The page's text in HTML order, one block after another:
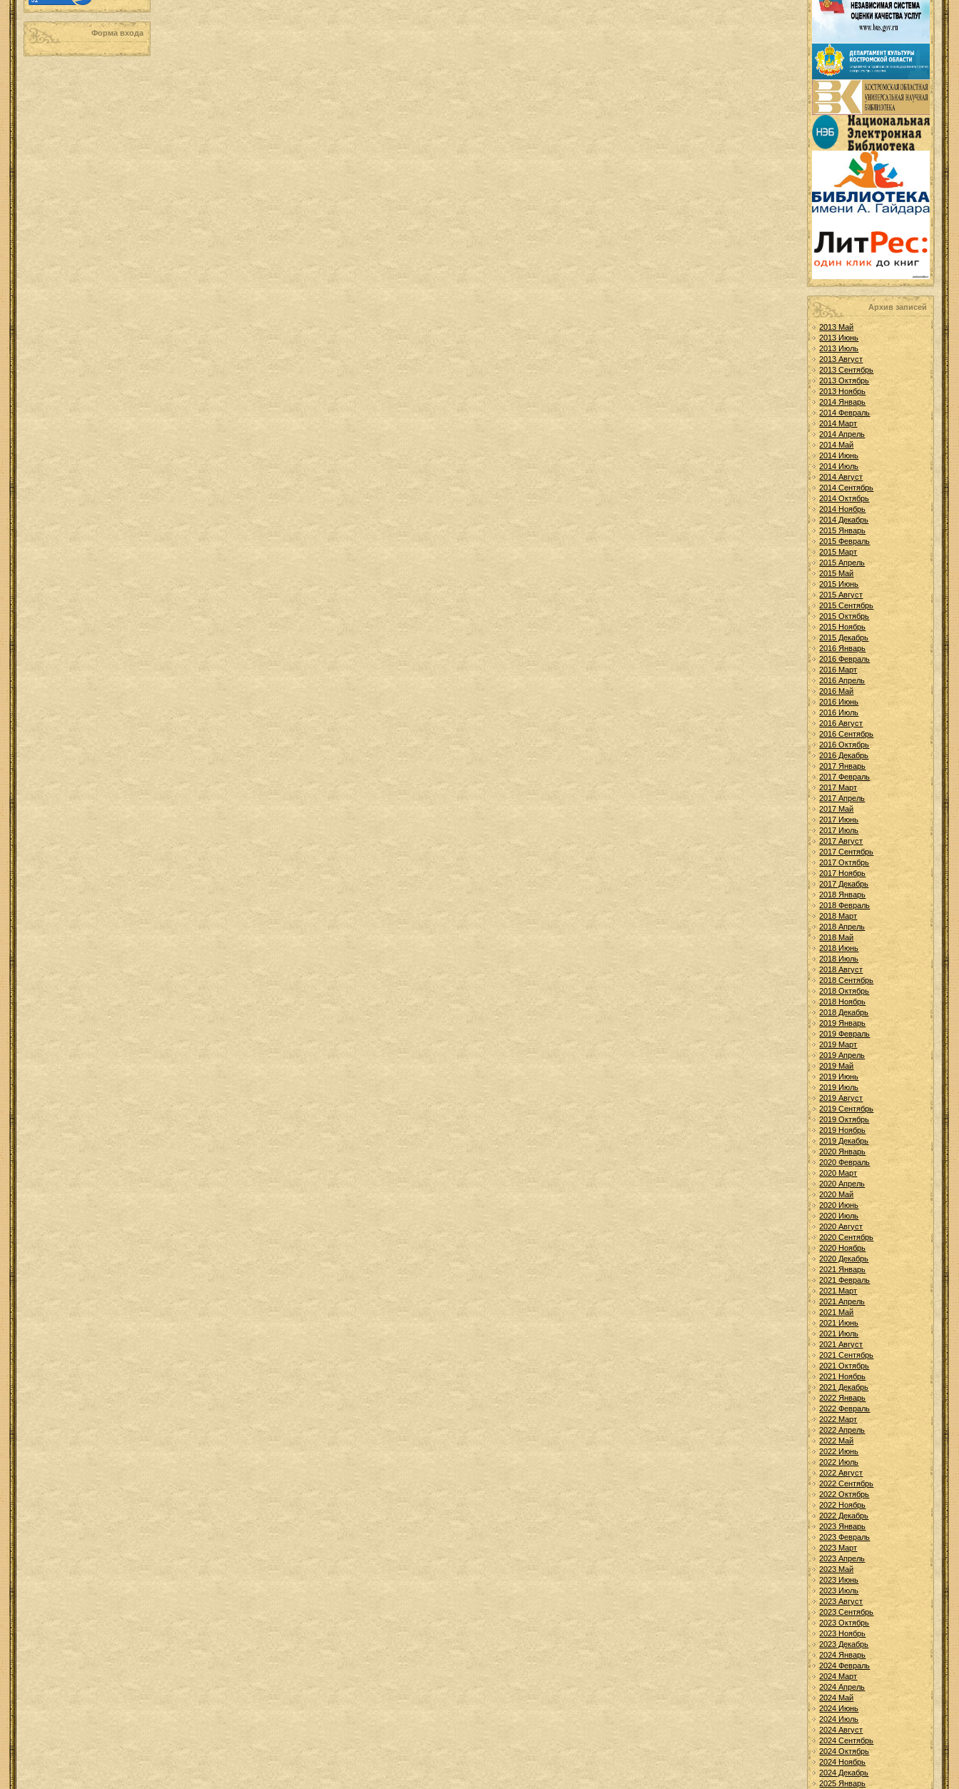
Форма входа
Архив записей
2013 Май
2013 Июнь
2013 Июль
2013 Август
2013 Сентябрь
2013 Октябрь
2013 Ноябрь
2014 Январь
2014 Февраль
2014 Март
2014 Апрель
2014 Май
2014 Июнь
2014 Июль
2014 Август
2014 Сентябрь
2014 Октябрь
2014 Ноябрь
2014 Декабрь
2015 Январь
2015 Февраль
2015 Март
2015 Апрель
2015 Май
2015 Июнь
2015 Август
2015 Сентябрь
2015 Октябрь
2015 Ноябрь
2015 Декабрь
2016 Январь
2016 Февраль
2016 Март
2016 Апрель
2016 Май
2016 Июнь
2016 Июль
2016 Август
2016 Сентябрь
2016 Октябрь
2016 Декабрь
2017 Январь
2017 Февраль
2017 Март
2017 Апрель
2017 Май
2017 Июнь
2017 Июль
2017 Август
2017 Сентябрь
2017 Октябрь
2017 Ноябрь
2017 Декабрь
2018 Январь
2018 Февраль
2018 Март
2018 Апрель
2018 Май
2018 Июнь
2018 Июль
2018 Август
2018 Сентябрь
2018 Октябрь
2018 Ноябрь
2018 Декабрь
2019 Январь
2019 Февраль
2019 Март
2019 Апрель
2019 Май
2019 Июнь
2019 Июль
2019 Август
2019 Сентябрь
2019 Октябрь
2019 Ноябрь
2019 Декабрь
2020 Январь
2020 Февраль
2020 Март
2020 Апрель
2020 Май
2020 Июнь
2020 Июль
2020 Август
2020 Сентябрь
2020 Ноябрь
2020 Декабрь
2021 Январь
2021 Февраль
2021 Март
2021 Апрель
2021 Май
2021 Июнь
2021 Июль
2021 Август
2021 Сентябрь
2021 Октябрь
2021 Ноябрь
2021 Декабрь
2022 Январь
2022 Февраль
2022 Март
2022 Апрель
2022 Май
2022 Июнь
2022 Июль
2022 Август
2022 Сентябрь
2022 Октябрь
2022 Ноябрь
2022 Декабрь
2023 Январь
2023 Февраль
2023 Март
2023 Апрель
2023 Май
2023 Июнь
2023 Июль
2023 Август
2023 Сентябрь
2023 Октябрь
2023 Ноябрь
2023 Декабрь
2024 Январь
2024 Февраль
2024 Март
2024 Апрель
2024 Май
2024 Июнь
2024 Июль
2024 Август
2024 Сентябрь
2024 Октябрь
2024 Ноябрь
2024 Декабрь
2025 Январь